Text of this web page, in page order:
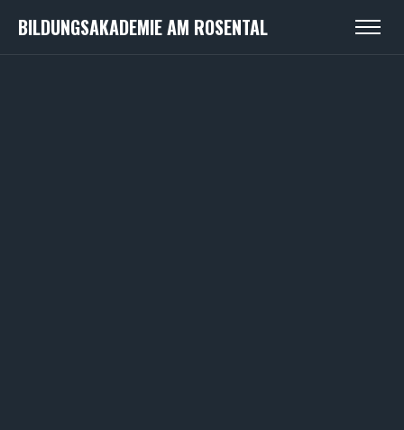
BILDUNGSAKADEMIE AM ROSENTAL